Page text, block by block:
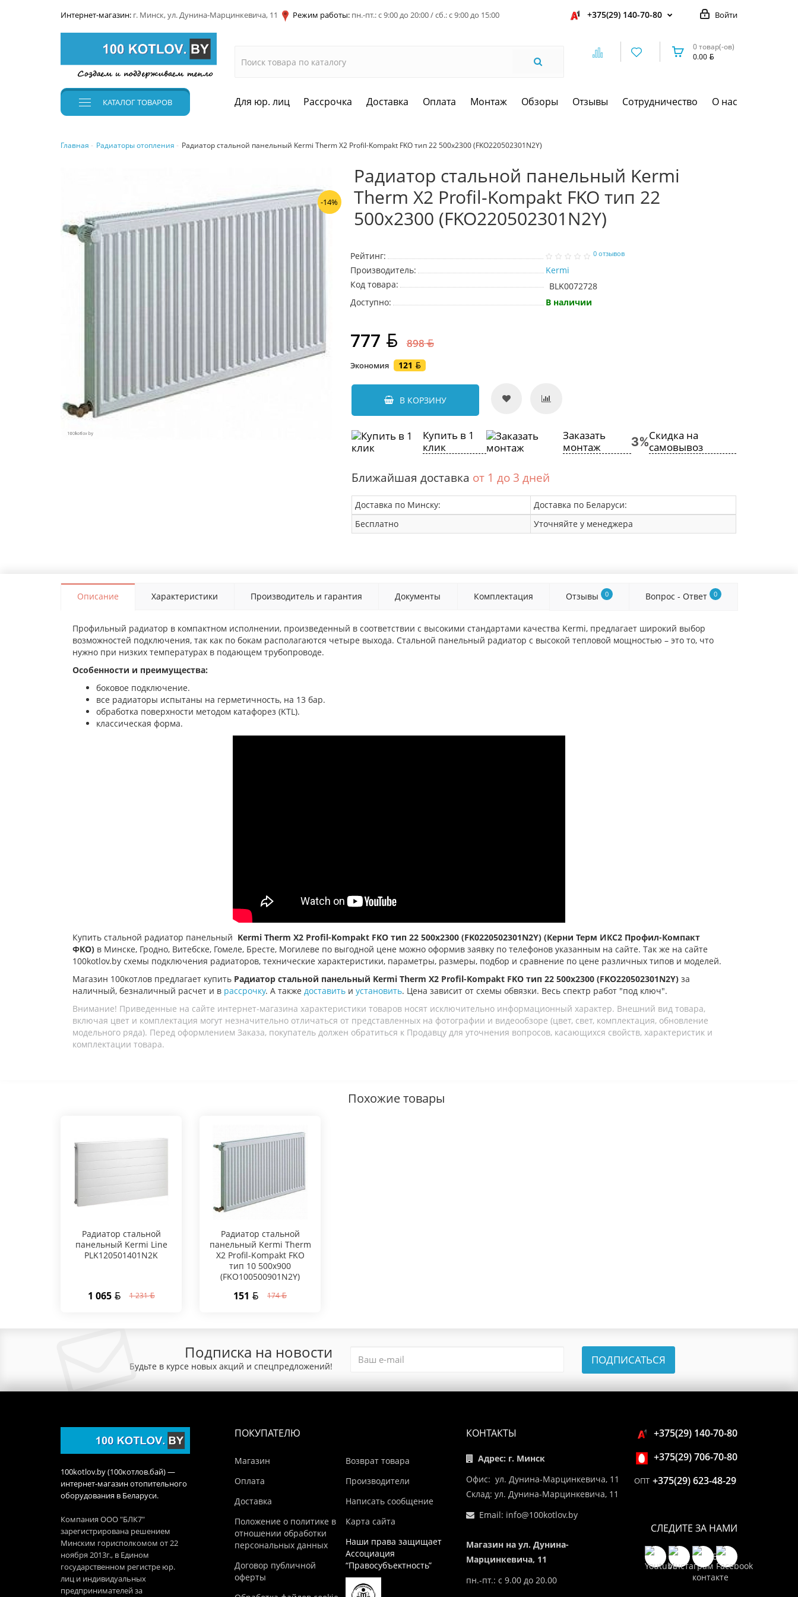
Интернет-магазин: г. Минск, ул. Дунина-Марцинкевича, 11 Режим работы: пн.-пт.: с 9:00 до 20:00 / сб.: с 9:00 до 15:00 Войти
+375(29) 140-70-80
0 товар(-ов)
0.00
КАТАЛОГТОВАРОВ Для юр. лиц Рассрочка Доставка Оплата Монтаж Обзоры Отзывы Сотрудничество О нас
Главная Радиаторы отопления Радиатор стальной панельный Kermi Therm X2 Profil-Kompakt FKO тип 22 500x2300 (FKO220502301N2Y)
-14%
Радиатор стальной панельный Kermi
Therm X2 Profil-Kompakt FKO тип 22
500x2300 (FKO220502301N2Y)
Рейтинг: 0 отзывов
Производитель:
Kermi
Код товара:
BLK0072728
Доступно:
В наличии
777 898
Экономия 121
В КОРЗИНУ
Купить в 1
клик
Заказать
монтаж
Скидка на
самовывоз
Ближайшая доставка от 1 до 3 дней
Доставка по Минску:
Доставка по Беларуси:
Бесплатно
Уточняйте у менеджера
Описание Характеристики Производитель и гарантия Документы Комплектация Отзывы 0 Вопрос - Ответ 0
Профильный радиатор в компактном исполнении, произведенный в соответствии с высокими стандартами качества Kermi, предлагает широкий выбор
возможностей подключения, так как по бокам располагаются четыре выхода. Стальной панельный радиатор с высокой тепловой мощностью – это то, что
нужно при низких температурах в подающем трубопроводе.
Особенности и преимущества:
боковое подключение.
все радиаторы испытаны на герметичность, на 13 бар.
обработка поверхности методом катафорез (KTL).
классическая форма.
Купить стальной радиатор панельный Kermi Therm X2 Profil-Kompakt FKO тип 22 500x2300 (FK0220502301N2Y) (Керни Терм ИКС2 Профил-Компакт
ФКО) в Минске, Гродно, Витебске, Гомеле, Бресте, Могилеве по выгодной цене можно оформив заявку по телефонов указанным на сайте. Так же на сайте
100kotlov.by схемы подключения радиаторов, технические характеристики, параметры, размеры, подбор и сравнение по цене различных типов и моделей.
Магазин 100котлов предлагает купить Радиатор стальной панельный Kermi Therm X2 Profil-Kompakt FKO тип 22 500x2300 (FKO220502301N2Y) за
наличный, безналичный расчет и в рассрочку. А также доставить и установить. Цена зависит от схемы обвязки. Весь спектр работ "под ключ".
Внимание! Приведенные на сайте интернет-магазина характеристики товаров носят исключительно информационный характер. Внешний вид товара,
включая цвет и комплектация могут незначительно отличаться от представленных на фотографии и видеообзоре (цвет, свет, комплектация, обновление
модельного ряда). Перед оформлением Заказа, покупатель должен обратиться к Продавцу для уточнения вопросов, касающихся свойств, характеристик и
комплектации товара.
Похожие товары
Радиатор стальной
панельный Kermi Line
PLK120501401N2K
1 065 1 231
Радиатор стальной
панельный Kermi Therm
X2 Profil-Kompakt FKO
тип 10 500x900
(FKO100500901N2Y)
151 174
Подписка на новости
Будьте в курсе новых акций и спецпредложений! ПОДПИСАТЬСЯ
100kotlov.by (100котлов.бай) —
интернет-магазин отопительного
оборудования в Беларуси.
Компания ООО "БЛК7"
зарегистрирована решением
Минским горисполкомом от 22
ноября 2013г., в Едином
государственном регистре юр.
лиц и индивидуальных
предпринимателей за
ПОКУПАТЕЛЮ
Магазин
Оплата
Доставка
Положение о политике в
отношении обработки
персональных данных
Договор публичной
оферты
Возврат товара
Производители
Написать сообщение
Карта сайта
Наши права защищает
Ассоциация
“Правосубъектность”
КОНТАКТЫ
Адрес: г. Минск
Офис: ул. Дунина-Марцинкевича, 11
Склад: ул. Дунина-Марцинкевича, 11
Email: info@100kotlov.by
Магазин на ул. Дунина-
Марцинкевича, 11
пн.-пт.: с 9.00 до 20.00
+375(29) 140-70-80
+375(29) 706-70-80
ОПТ +375(29) 623-48-29
СЛЕДИТЕ ЗА НАМИ